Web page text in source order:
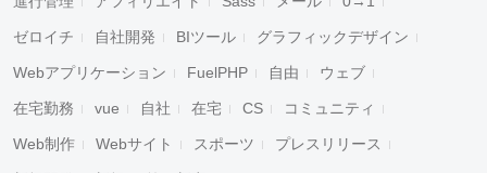
ゼロイチ 自社開発 BIツール グラフィックデザイン
Webアプリケーション FuelPHP 自由 ウェブ
在宅勤務 vue 自社 在宅 CS コミュニティ
Web制作 Webサイト スポーツ プレスリリース